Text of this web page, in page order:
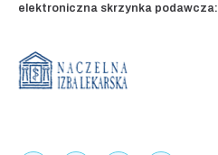
elektroniczna skrzynka podawcza: